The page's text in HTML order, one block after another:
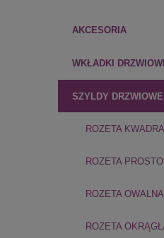
AKCESORIA
WKŁADKI
SZYLDY DRZWIOWE
ROZETA
ROZETA
ROZETA OWALNA
ROZETA